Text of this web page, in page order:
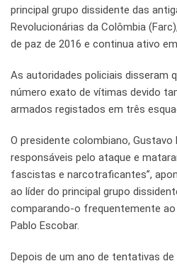
principal grupo dissidente das
Revolucionárias da Colômbia
de paz de 2016 e continua ativo
As autoridades policiais disseram
número exato de vítimas devido
armados registados em três
O presidente colombiano, Gustavo
responsáveis pelo ataque e
fascistas e narcotraficantes”,
ao líder do principal grupo
comparando-o frequentemente
Pablo Escobar.
Depois de um ano de tentativas